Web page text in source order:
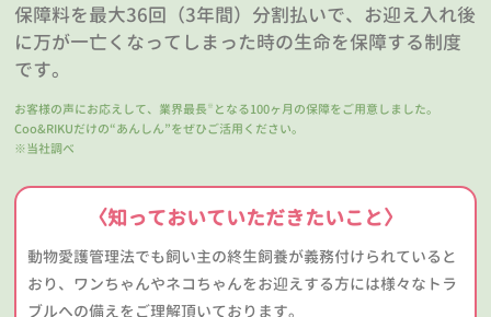
保障料を最大36回（3年間）分割払いで、お迎え入れ後
に万が一亡くなってしまった時の生命を保障する制度
です。
お客様の声にお応えして、業界最長 ※ となる100ヶ月の保障をご用意しました。
Coo&RIKUだけの“あんしん”をぜひご活用ください。
※当社調べ
〈知っておいていただきたいこと〉
動物愛護管理法でも飼い主の終生飼養が義務付けられていると
おり、ワンちゃんやネコちゃんをお迎えする方には様々なトラ
ブルへの備えをご理解頂いております。